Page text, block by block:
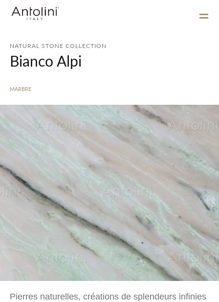
NATURAL STONE COLLECTION
Bianco Alpi
MARBRE
Pierres naturelles, créations de splendeurs infinies